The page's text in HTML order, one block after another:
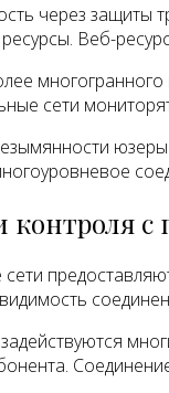
через
Веб-
сети
контроля